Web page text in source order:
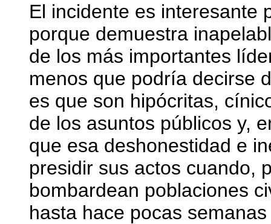
El incidente es interesante
porque demuestra
de los más importantes
menos que podría decirse
es que son hipócritas,
de los asuntos públicos y,
que esa deshonestidad e
presidir sus actos cuando,
bombardean poblaciones
hasta hace pocas